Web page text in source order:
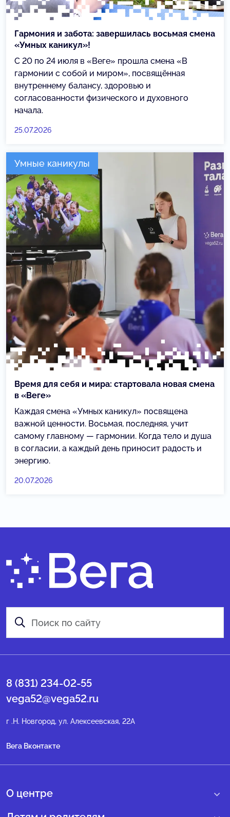
Гармония и забота: завершилась восьмая смена
«Умных каникул»!
С 20 по 24 июля в «Веге» прошла смена «В
гармонии с собой и миром», посвящённая
внутреннему балансу, здоровью и
согласованности физического и духовного
начала.
25.07.2026
Умные каникулы
Время для себя и мира: стартовала новая смена
в «Веге»
Каждая смена «Умных каникул» посвящена
важной ценности. Восьмая, последняя, учит
самому главному — гармонии. Когда тело и душа
в согласии, а каждый день приносит радость и
энергию.
20.07.2026
8 (831) 234-02-55
vega52@vega52.ru
г .Н. Новгород, ул. Алексеевская, 22А
Вега Вконтакте
О центре
О нас